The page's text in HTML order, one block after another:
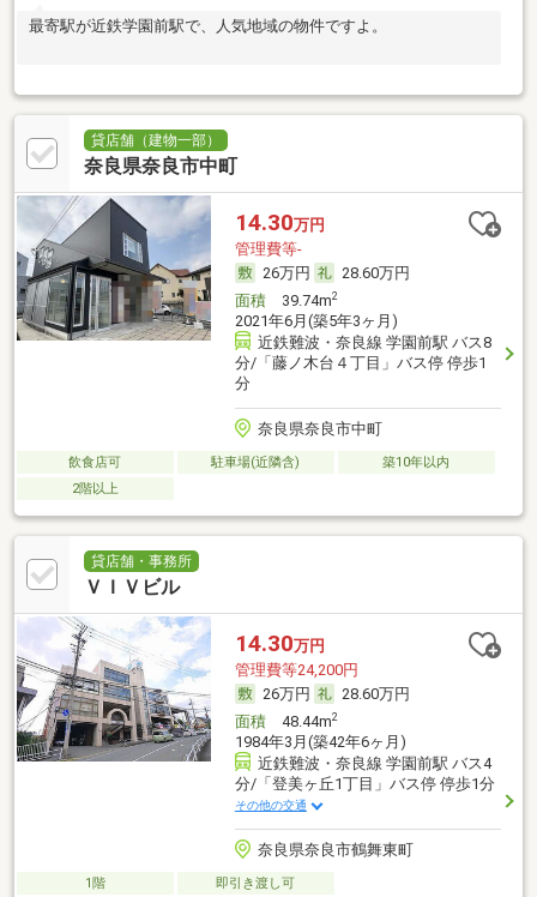
最寄駅が近鉄学園前駅で、人気地域の物件ですよ。
貸店舗（建物一部）
奈良県奈良市中町
14.30万円
管理費等-
26万円
28.60万円
面積39.74m2
2021年6月(築5年3ヶ月)
近鉄難波・奈良線 学園前駅 バス8
分/「藤ノ木台４丁目」バス停 停歩1
分
奈良県奈良市中町
飲食店可 駐車場(近隣含)
築10年以内
2階以上
貸店舗・事務所
ＶＩＶビル
14.30万円
管理費等24,200円
26万円
28.60万円
面積48.44m2
1984年3月(築42年6ヶ月)
近鉄難波・奈良線 学園前駅 バス4
分/「登美ヶ丘1丁目」バス停 停歩1分
その他の交通
奈良県奈良市鶴舞東町
1階 即引き渡し可